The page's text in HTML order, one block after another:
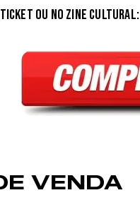
ou no Zine Cultural:
VENDA